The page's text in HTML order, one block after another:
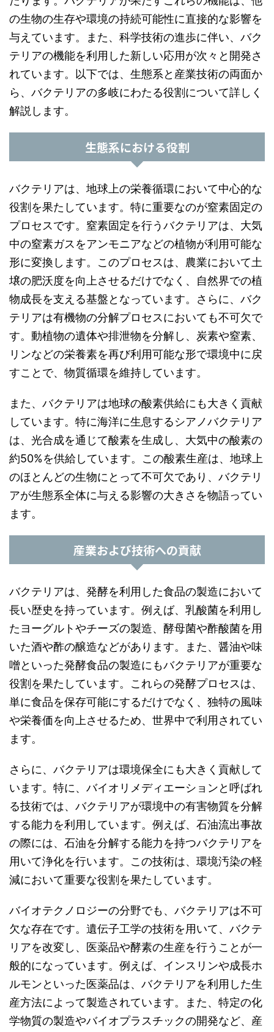
の生物の生存や環境の持続可能性に直接的な影響を
与えています。また、科学技術の進歩に伴い、バク
テリアの機能を利用した新しい応用が次々と開発さ
れています。以下では、生態系と産業技術の両面か
ら、バクテリアの多岐にわたる役割について詳しく
解説します。
生態系における役割
バクテリアは、地球上の栄養循環において中心的な
役割を果たしています。特に重要なのが窒素固定の
プロセスです。窒素固定を行うバクテリアは、大気
中の窒素ガスをアンモニアなどの植物が利用可能な
形に変換します。このプロセスは、農業において土
壌の肥沃度を向上させるだけでなく、自然界での植
物成長を支える基盤となっています。さらに、バク
テリアは有機物の分解プロセスにおいても不可欠で
す。動植物の遺体や排泄物を分解し、炭素や窒素、
リンなどの栄養素を再び利用可能な形で環境中に戻
すことで、物質循環を維持しています。
また、バクテリアは地球の酸素供給にも大きく貢献
しています。特に海洋に生息するシアノバクテリア
は、光合成を通じて酸素を生成し、大気中の酸素の
約50%を供給しています。この酸素生産は、地球上
のほとんどの生物にとって不可欠であり、バクテリ
アが生態系全体に与える影響の大きさを物語ってい
ます。
産業および技術への貢献
バクテリアは、発酵を利用した食品の製造において
長い歴史を持っています。例えば、乳酸菌を利用し
たヨーグルトやチーズの製造、酵母菌や酢酸菌を用
いた酒や酢の醸造などがあります。また、醤油や味
噌といった発酵食品の製造にもバクテリアが重要な
役割を果たしています。これらの発酵プロセスは、
単に食品を保存可能にするだけでなく、独特の風味
や栄養価を向上させるため、世界中で利用されてい
ます。
さらに、バクテリアは環境保全にも大きく貢献して
います。特に、バイオリメディエーションと呼ばれ
る技術では、バクテリアが環境中の有害物質を分解
する能力を利用しています。例えば、石油流出事故
の際には、石油を分解する能力を持つバクテリアを
用いて浄化を行います。この技術は、環境汚染の軽
減において重要な役割を果たしています。
バイオテクノロジーの分野でも、バクテリアは不可
欠な存在です。遺伝子工学の技術を用いて、バクテ
リアを改変し、医薬品や酵素の生産を行うことが一
般的になっています。例えば、インスリンや成長ホ
ルモンといった医薬品は、バクテリアを利用した生
産方法によって製造されています。また、特定の化
学物質の製造やバイオプラスチックの開発など、産